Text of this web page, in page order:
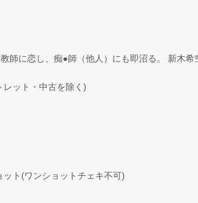
師に恋し、痴●師（他人）にも即沼る。 新木希
レット・中古を除く)
ト(ワンショットチェキ不可)